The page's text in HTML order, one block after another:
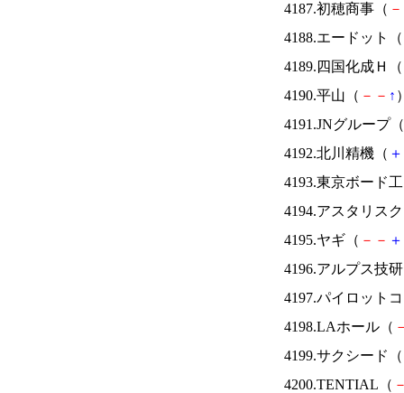
4187.初穂商事（ －
4188.エードット（
4189.四国化成Ｈ（
4190.平山（ － － ↑
4191.JNグループ（
4192.北川精機（ ＋
4193.東京ボード
4194.アスタリス
4195.ヤギ（ － － ＋
4196.アルプス技
4197.パイロット
4198.LAホール（
4199.サクシード（
4200.TENTIAL（